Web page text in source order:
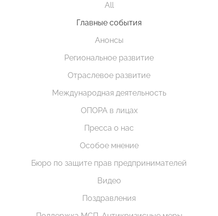
All
Главные события
Анонсы
Региональное развитие
Отраслевое развитие
Международная деятельность
ОПОРА в лицах
Пресса о нас
Особое мнение
Бюро по защите прав предпринимателей
Видео
Поздравления